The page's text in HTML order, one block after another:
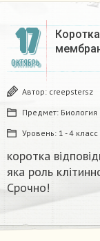
17
ОКТЯБРЬ
Автор: creepstersz
Предмет: Биология
Уровень: 1 - 4 класс
коротка
яка роль
Срочно!​